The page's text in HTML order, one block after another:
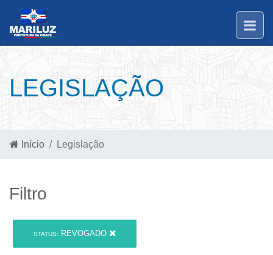
LEGISLAÇÃO
Início Legislação
Filtro
STATUS: REVOGADO